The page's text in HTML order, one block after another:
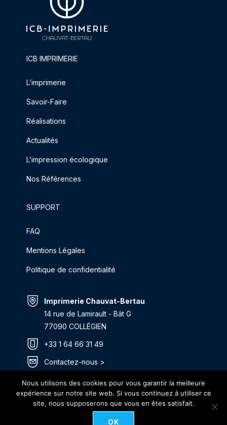
ICB IMPRIMERIE
L’imprimerie
Savoir-Faire
Réalisations
Actualités
L’impression écologique
Nos Références
SUPPORT
FAQ
Mentions Légales
Politique de confidentialité
Imprimerie Chauvat-Bertau
14 rue de Lamirault - Bât G
77090 COLLÉGIEN
+33 1 64 66 31 49
Contactez-nous >
Itinéraire >
Nous utilisons des cookies pour vous garantir la meilleure
expérience sur notre site web. Si vous continuez à utiliser ce
site, nous supposerons que vous en êtes satisfait.
OK